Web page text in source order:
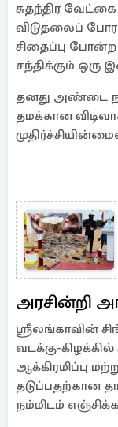
சுதந்திர
விடுதலைப்
சிதைப்பு
சந்திக்கும் ஒரு
தனது அண்டை
தமக்கான
அரசின்றி
ஶ்ரீலங்காவின்
வடக்கு-
ஆக்கிரமிப்பு
தடுப்பதற்கான
நம்மிடம்